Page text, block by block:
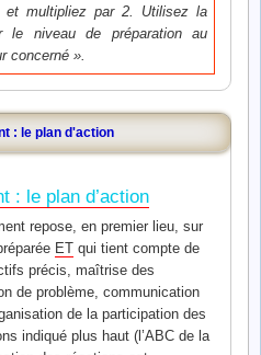
et multipliez par 2. Utilisez la
le niveau de préparation au
concerné ».
: le plan d'action
: le plan d’action
repose, en premier lieu, sur
ET qui tient compte de
précis, maîtrise des
de problème, communication
de la participation des
indiqué plus haut (l’ABC de la